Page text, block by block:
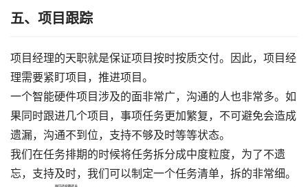
五、项目跟踪
项目经理的天职就是保证项目按时按质交付。因此，项目经
理需要紧盯项目，推进项目。
一个智能硬件项目涉及的面非常广，沟通的人也非常多。如
果同时跟进几个项目，事项任务更加繁复，不可避免会造成
遗漏，沟通不到位，支持不够及时等等状态。
我们在任务排期的时候将任务拆分成中度粒度，为了不遗
忘，支持及时，我们可以制定一个任务清单，拆的非常细。